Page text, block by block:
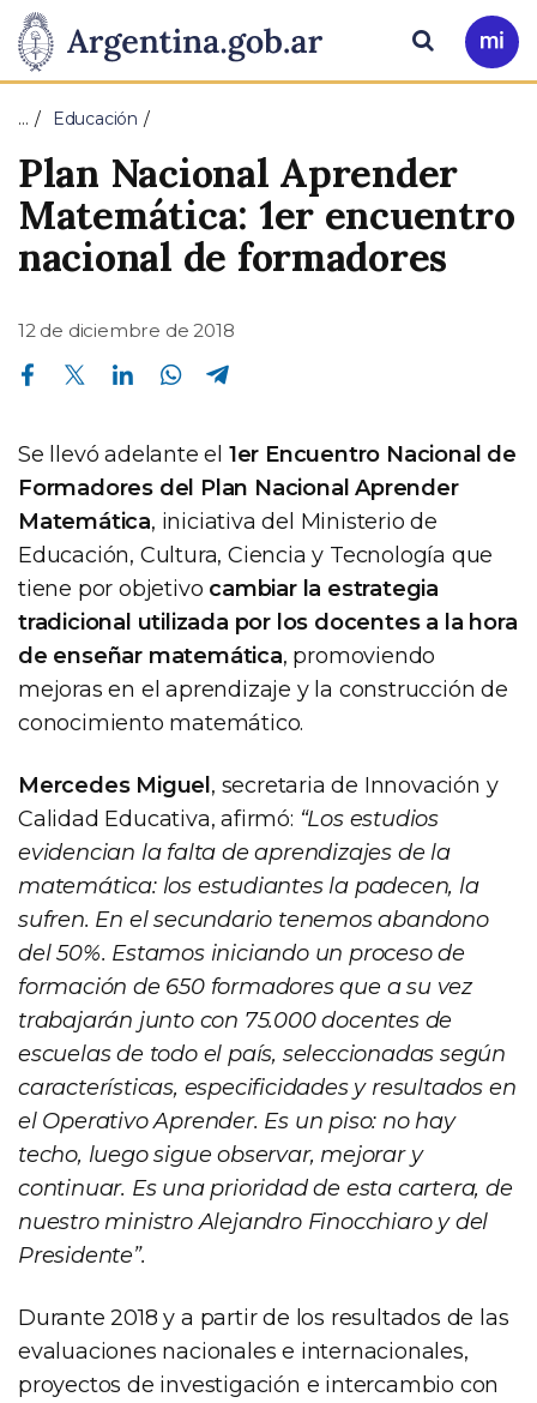
Presidencia
de
la
Nación
Pasar al contenido principal
Ir
a
Buscar
… Educación
Plan Nacional Aprender
Matemática: 1er encuentro
nacional de formadores
12 de diciembre de 2018
Compartir en Facebook Compartir en Twitter Compartir en Linkedin Compartir en Whatsapp
Se llevó adelante el 1er Encuentro Nacional de
Formadores del Plan Nacional Aprender
Matemática, iniciativa del Ministerio de
Educación, Cultura, Ciencia y Tecnología que
tiene por objetivo cambiar la estrategia
tradicional utilizada por los docentes a la hora
de enseñar matemática, promoviendo
mejoras en el aprendizaje y la construcción de
conocimiento matemático.
Mercedes Miguel , secretaria de Innovación y
Calidad Educativa, afirmó: “Los estudios
evidencian la falta de aprendizajes de la
matemática: los estudiantes la padecen, la
sufren. En el secundario tenemos abandono
del 50%. Estamos iniciando un proceso de
formación de 650 formadores que a su vez
trabajarán junto con 75.000 docentes de
escuelas de todo el país, seleccionadas según
características, especificidades y resultados en
el Operativo Aprender. Es un piso: no hay
techo, luego sigue observar, mejorar y
continuar. Es una prioridad de esta cartera, de
nuestro ministro Alejandro Finocchiaro y del
Presidente”.
Durante 2018 y a partir de los resultados de las
evaluaciones nacionales e internacionales,
proyectos de investigación e intercambio con